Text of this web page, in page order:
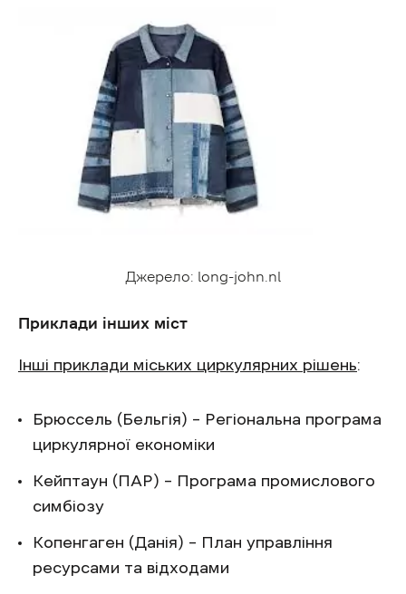
Джерело: long-john.nl
Приклади інших міст
Інші приклади міських циркулярних рішень:
Брюссель (Бельгія) – Регіональна програма
циркулярної економіки
Кейптаун (ПАР) – Програма промислового
симбіозу
Копенгаген (Данія) – План управління
ресурсами та відходами